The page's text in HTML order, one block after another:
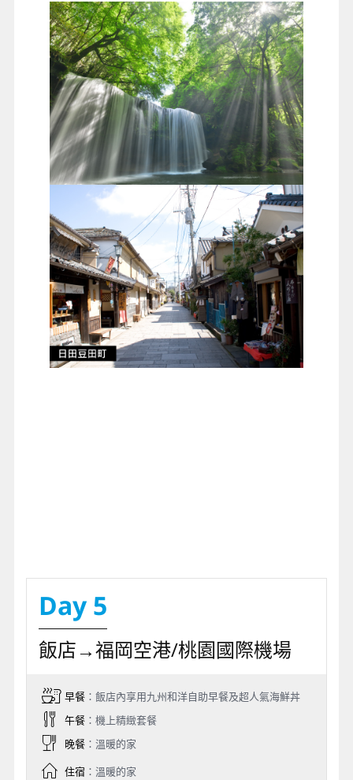
Day 5
飯店→福岡空港/桃園國際機場
早餐：飯店內享用九州和洋自助早餐及超人氣海鮮丼
午餐：機上精緻套餐
晚餐：溫暖的家
住宿：溫暖的家